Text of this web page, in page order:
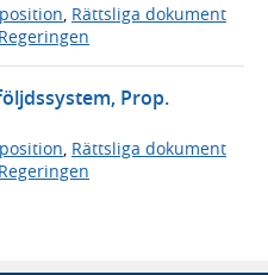
Rättsliga dokument
Regeringen
Prop.
, Rättsliga dokument
Regeringen